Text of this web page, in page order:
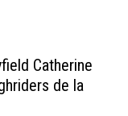
Catherine
de la